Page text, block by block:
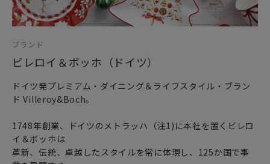
ブランド
ビレロイ＆ボッホ（ドイツ）
ドイツ発プレミアム・ダイニング＆ライフスタイル・ブラン
ド Villeroy&Boch。
1748年創業、ドイツのメトラッハ（注1)に本社を置くビレロ
イ＆ボッホは
革新、伝統、卓越したスタイルを常に体現し、125か国で事